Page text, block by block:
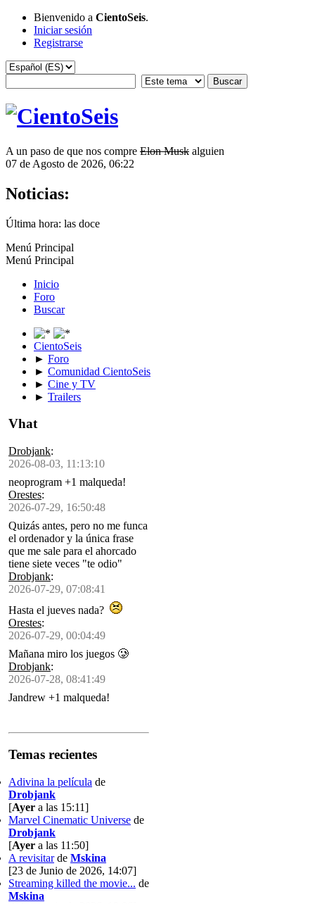
Bienvenido a CientoSeis.
Iniciar sesión
Registrarse
A un paso de que nos compre Elon Musk alguien
07 de Agosto de 2026, 06:22
Noticias:
Última hora: las doce
Menú Principal
Menú Principal
Inicio
Foro
Buscar
CientoSeis
► Foro
► Comunidad CientoSeis
► Cine y TV
► Trailers
Vhat
Drobjank:
2026-08-03, 11:13:10
neoprogram +1 malqueda!
Orestes:
2026-07-29, 16:50:48
Quizás antes, pero no me funca
el ordenador y la única frase
que me sale para el ahorcado
tiene siete veces "te odio"
Drobjank:
2026-07-29, 07:08:41
Hasta el jueves nada?
Orestes:
2026-07-29, 00:04:49
Mañana miro los juegos 🥲
Drobjank:
2026-07-28, 08:41:49
Jandrew +1 malqueda!
Temas recientes
Adivina la película de
Drobjank
[Ayer a las 15:11]
Marvel Cinematic Universe de
Drobjank
[Ayer a las 11:50]
A revisitarde Mskina
[23 de Junio de 2026, 14:07]
Streaming killed the movie... de
Mskina